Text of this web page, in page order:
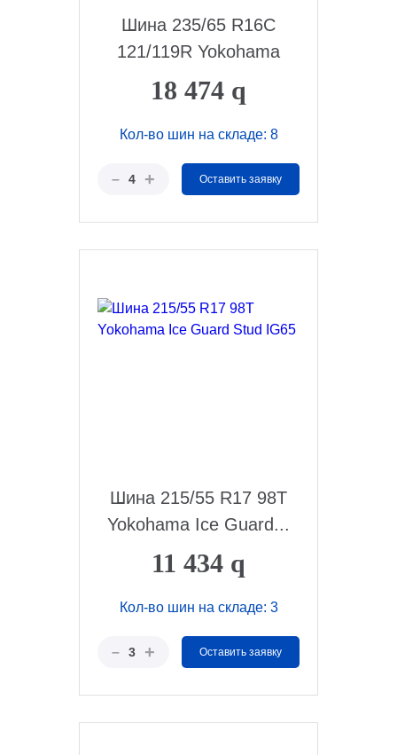
Шина 235/65 R16C
121/119R Yokohama
Blu...
18 474 q
Кол-во шин на складе: 8
– 4 + Оставить заявку
Шина 215/55 R17 98T
Yokohama Ice Guard...
11 434 q
Кол-во шин на складе: 3
– 3 + Оставить заявку